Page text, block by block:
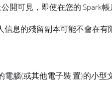
開可見，即使在您的 Spark帳
息的殘留副本可能不會在有
腦(或其他電子裝 置)的小